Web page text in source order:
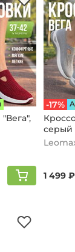
-17%
серый
1 499 ₽